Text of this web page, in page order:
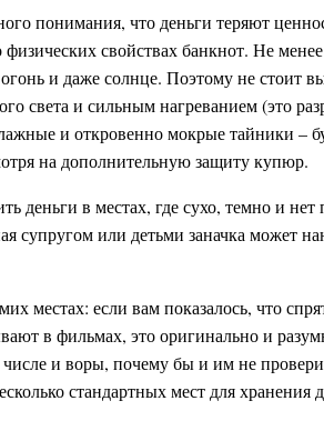
понимания, что деньги теряют
физических свойствах банкнот. Не
огонь и даже солнце. Поэтому не стоит
света и сильным нагреванием (это
и откровенно мокрые тайники –
на дополнительную защиту купюр.
деньги в местах, где сухо, темно и нет
супругом или детьми заначка может
местах: если вам показалось, что
в фильмах, это оригинально и
числе и воры, почему бы и им не
стандартных мест для хранения